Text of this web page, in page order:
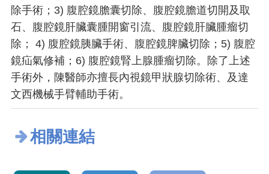
除手術；3) 腹腔鏡膽囊切除、腹腔鏡膽道切開及取
石、腹腔鏡肝臟囊腫開窗引流、腹腔鏡肝臟腫瘤切
除； 4) 腹腔鏡胰臟手術、腹腔鏡脾臟切除；5) 腹腔
鏡疝氣修補；6) 腹腔鏡腎上腺腫瘤切除。除了上述
手術外，陳醫師亦擅長內視鏡甲狀腺切除術、及達
文西機械手臂輔助手術。
相關連結